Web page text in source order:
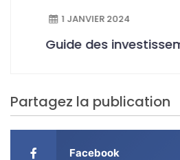
1 JANVIER 2024
Guide des
Partagez la publication
Facebook